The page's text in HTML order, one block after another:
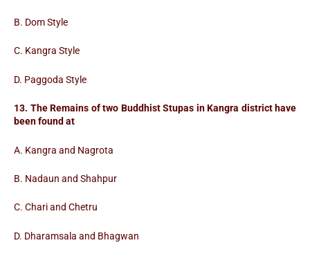
B. Dom Style
C. Kangra Style
D. Paggoda Style
13. The Remains of two Buddhist Stupas in Kangra district have
been found at
A. Kangra and Nagrota
B. Nadaun and Shahpur
C. Chari and Chetru
D. Dharamsala and Bhagwan